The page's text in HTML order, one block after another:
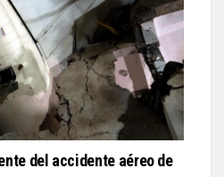
del accidente aéreo de